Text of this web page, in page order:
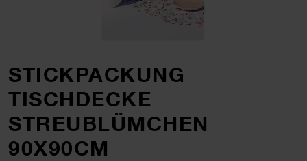
STICKPACKUNG
TISCHDECKE
STREUBLÜMCHEN
90X90CM